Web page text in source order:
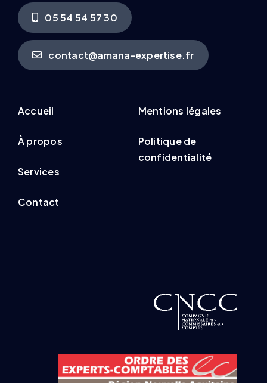
05 54 54 57 30
contact@amana-expertise.fr
Accueil
À propos
Services
Contact
Mentions légales
Politique de
confidentialité